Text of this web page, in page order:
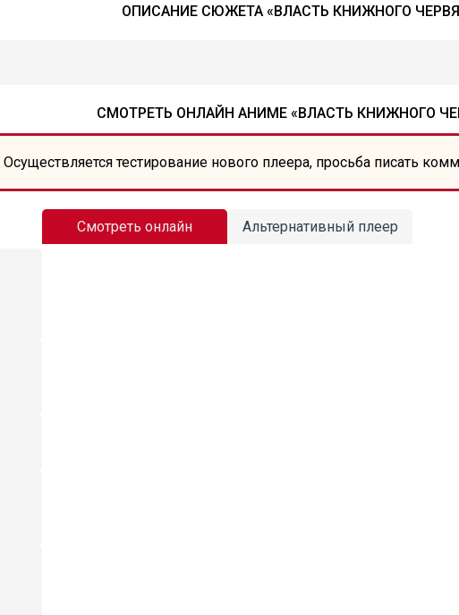
ОПИСАНИЕ СЮЖЕТА «ВЛАСТЬ КНИЖНОГО
СМОТРЕТЬ ОНЛАЙН АНИМЕ «ВЛАСТЬ КНИЖНОГО
Осуществляется тестирование нового плеера, просьба писать
Смотреть онлайн Альтернативный плеер